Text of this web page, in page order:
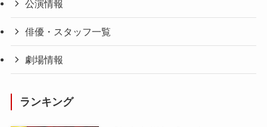
公演情報
俳優・スタッフ一覧
劇場情報
ランキング